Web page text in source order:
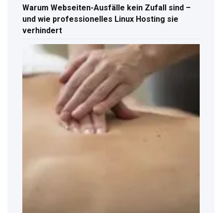
Warum Webseiten-Ausfälle kein Zufall sind –
und wie professionelles Linux Hosting sie
verhindert